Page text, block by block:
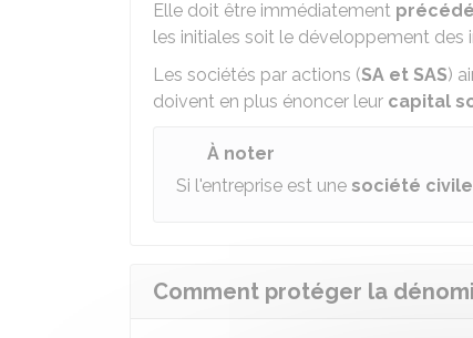
Elle doit être immédiatement
les initiales soit le développement des
Les sociétés par actions (SA et SAS)
doivent en plus énoncer leur capital
À noter
Si l'entreprise est une société civile
Comment protéger la